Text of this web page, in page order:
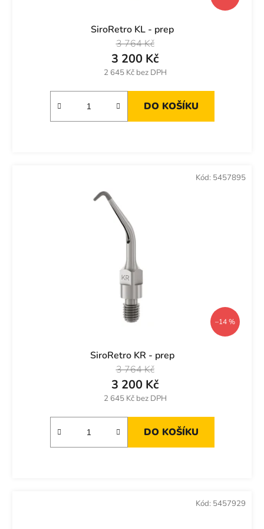
SiroRetro KL - prep
2 645 Kč bez DPH
3 200 Kč
3 764 Kč
DO KOŠÍKU
–14 %
SiroRetro KR - prep
2 645 Kč bez DPH
3 200 Kč
3 764 Kč
DO KOŠÍKU
Kód: 5457895
Kód: 5457929